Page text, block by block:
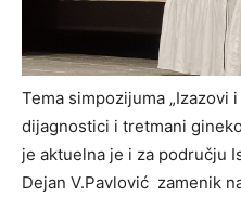
Tema simpozijuma „Izazovi
dijagnostici i tretmani
je aktuelna je i za području
Dejan V.Pavlović zamenik